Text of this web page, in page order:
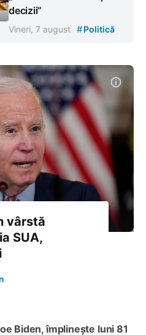
decizii”
Vineri, 7 august #Politică
vârstă
SUA,
Biden, împlinește luni 81